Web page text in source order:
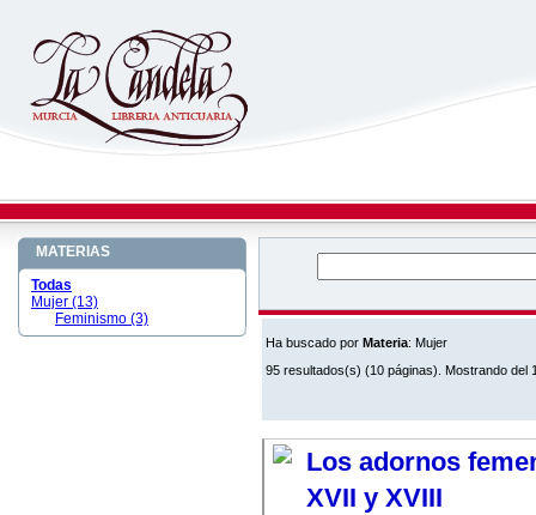
MATERIAS
Todas
Mujer (13)
Feminismo (3)
Ha buscado por Materia: Mujer
95 resultados(s) (10 páginas). Mostrando del
Los adornos
XVII y XVIII